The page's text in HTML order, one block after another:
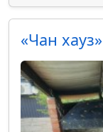
«Чан хауз»